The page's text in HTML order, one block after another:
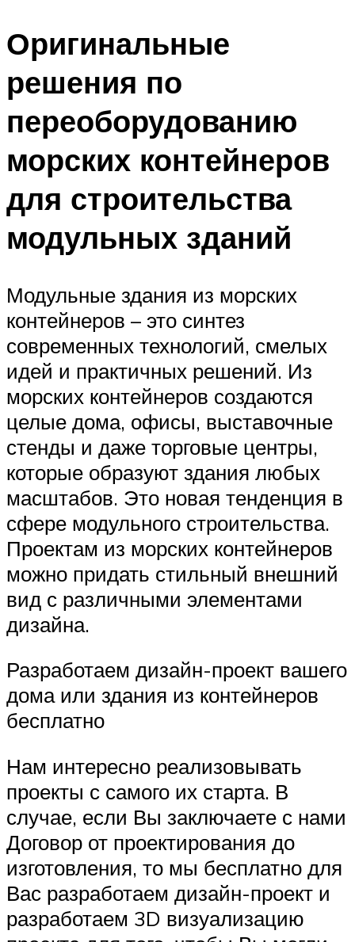
Оригинальные
решения по
переоборудованию
морских контейнеров
для строительства
модульных зданий
Модульные здания из морских
контейнеров – это синтез
современных технологий, смелых
идей и практичных решений. Из
морских контейнеров создаются
целые дома, офисы, выставочные
стенды и даже торговые центры,
которые образуют здания любых
масштабов. Это новая тенденция в
сфере модульного строительства.
Проектам из морских контейнеров
можно придать стильный внешний
вид с различными элементами
дизайна.
Разработаем дизайн-проект вашего
дома или здания из контейнеров
бесплатно
Нам интересно реализовывать
проекты с самого их старта. В
случае, если Вы заключаете с нами
Договор от проектирования до
изготовления, то мы бесплатно для
Вас разработаем дизайн-проект и
разработаем 3D визуализацию